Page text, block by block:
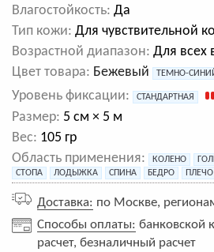
Влагостойкость: Да
Тип кожи: Для чувствительной
Возрастной диапазон: Для всех
Цвет товара: Бежевый ТЕМНО-
Уровень фиксации: СТАНДАРТНАЯ
Размер: 5 см × 5 м
Вес: 105 гр
Область применения:
КОЛЕНО
СТОПА
ЛОДЫЖКА СПИНА БЕДРО ПЛЕЧО
Доставка: по Москве,
Способы оплаты: банковской
расчет, безналичный расчет